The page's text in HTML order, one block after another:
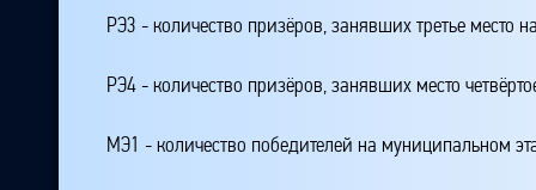
РЭ3 - количество призёров, занявших третье место
РЭ4 - количество призёров, занявших место
МЭ1 - количество победителей на муниципальном